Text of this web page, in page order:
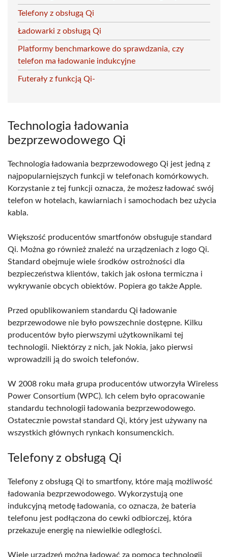
Telefony z obsługą Qi
Ładowarki z obsługą Qi
Platformy benchmarkowe do sprawdzania, czy
telefon ma ładowanie indukcyjne
Futerały z funkcją Qi-
Technologia ładowania
bezprzewodowego Qi
Technologia ładowania bezprzewodowego Qi jest jedną z
najpopularniejszych funkcji w telefonach komórkowych.
Korzystanie z tej funkcji oznacza, że możesz ładować swój
telefon w hotelach, kawiarniach i samochodach bez użycia
kabla.
Większość producentów smartfonów obsługuje standard
Qi. Można go również znaleźć na urządzeniach z logo Qi.
Standard obejmuje wiele środków ostrożności dla
bezpieczeństwa klientów, takich jak osłona termiczna i
wykrywanie obcych obiektów. Popiera go także Apple.
Przed opublikowaniem standardu Qi ładowanie
bezprzewodowe nie było powszechnie dostępne. Kilku
producentów było pierwszymi użytkownikami tej
technologii. Niektórzy z nich, jak Nokia, jako pierwsi
wprowadzili ją do swoich telefonów.
W 2008 roku mała grupa producentów utworzyła Wireless
Power Consortium (WPC). Ich celem było opracowanie
standardu technologii ładowania bezprzewodowego.
Ostatecznie powstał standard Qi, który jest używany na
wszystkich głównych rynkach konsumenckich.
Telefony z obsługą Qi
Telefony z obsługą Qi to smartfony, które mają możliwość
ładowania bezprzewodowego. Wykorzystują one
indukcyjną metodę ładowania, co oznacza, że bateria
telefonu jest podłączona do cewki odbiorczej, która
przekazuje energię na niewielkie odległości.
Wiele urządzeń można ładować za pomocą technologii